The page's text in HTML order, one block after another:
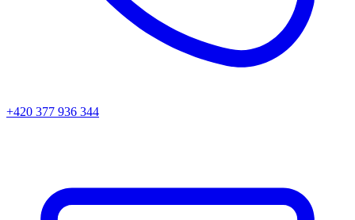
+420 377 936 344